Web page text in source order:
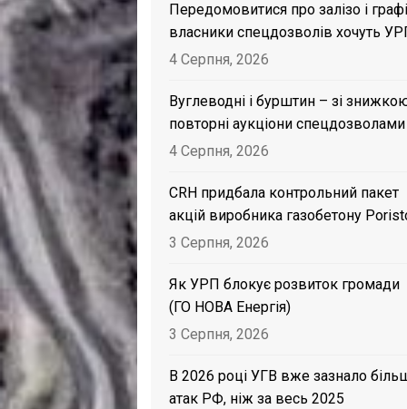
Передомовитися про залізо і
власники спецдозволів хочуть
4 Серпня, 2026
Вуглеводні і бурштин – зі
повторні аукціони спецдозволами
4 Серпня, 2026
CRH придбала контрольний пакет
акцій виробника газобетону
3 Серпня, 2026
Як УРП блокує розвиток громади
(ГО НОВА Енергія)
3 Серпня, 2026
В 2026 році УГВ вже зазнало
атак РФ, ніж за весь 2025